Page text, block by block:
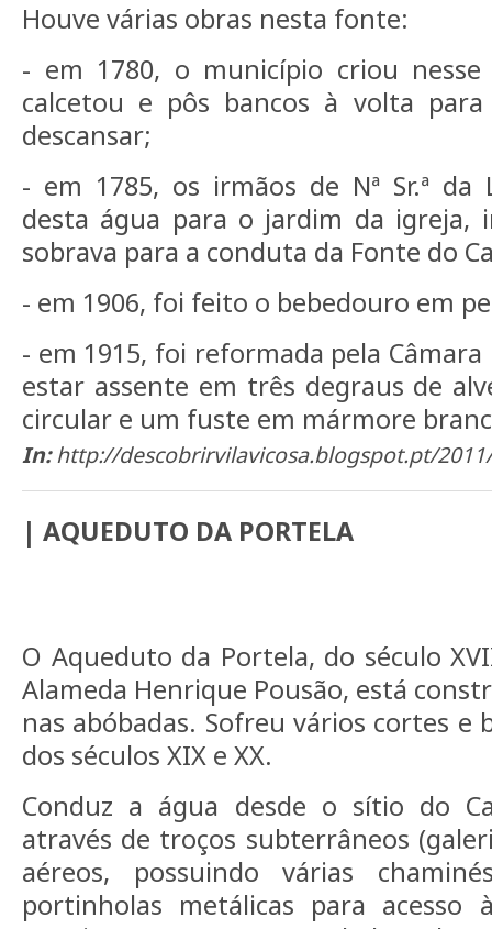
Houve várias obras nesta fonte:
- em 1780, o município criou
calcetou e pôs bancos à volta para
descansar;
- em 1785, os irmãos de Nª Sr.ª da
desta água para o jardim da igreja,
sobrava para a conduta da Fonte do
- em 1906, foi feito o bebedouro em
- em 1915, foi reformada pela
estar assente em três degraus de
circular e um fuste em mármore
In:http://descobrirvilavicosa.blogspot.pt/
| AQUEDUTO DA PORTELA
O Aqueduto da Portela, do século
Alameda Henrique Pousão, está
nas abóbadas. Sofreu vários cortes e
dos séculos XIX e XX.
Conduz a água desde o sítio do
através de troços subterrâneos
aéreos, possuindo várias
portinholas metálicas para acesso